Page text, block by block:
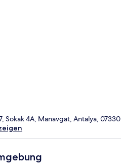
Sokak 4A, Manavgat, Antalya, 07330